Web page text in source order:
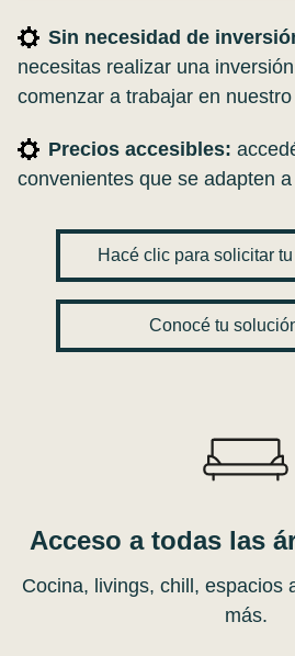
Sin necesidad de
necesitas realizar una
comenzar a trabajar en
Precios accesibles:
convenientes que se adapten
Hacé clic para solicitar
Conocé tu
Acceso a todas las
Cocina, livings, chill, espacios
más.